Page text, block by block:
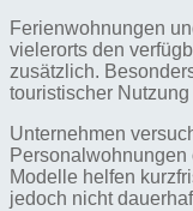
Ferienwohnungen
vielerorts den
zusätzlich.
touristischer
Unternehmen
Personalwohnungen
Modelle helfen
jedoch nicht